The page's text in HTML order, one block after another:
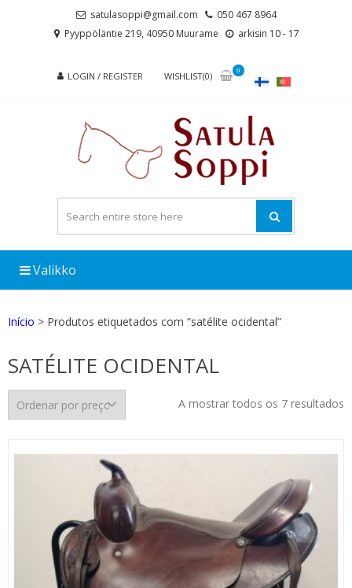
satulasoppi@gmail.com
050 467 8964
Pyyppöläntie 219, 40950 Muurame
arkisin 10 - 17
LOGIN / REGISTER WISHLIST(0)
0
Valikko
Início > Produtos etiquetados com “satélite ocidental”
SATÉLITE OCIDENTAL
A mostrar todos os 7 resultados